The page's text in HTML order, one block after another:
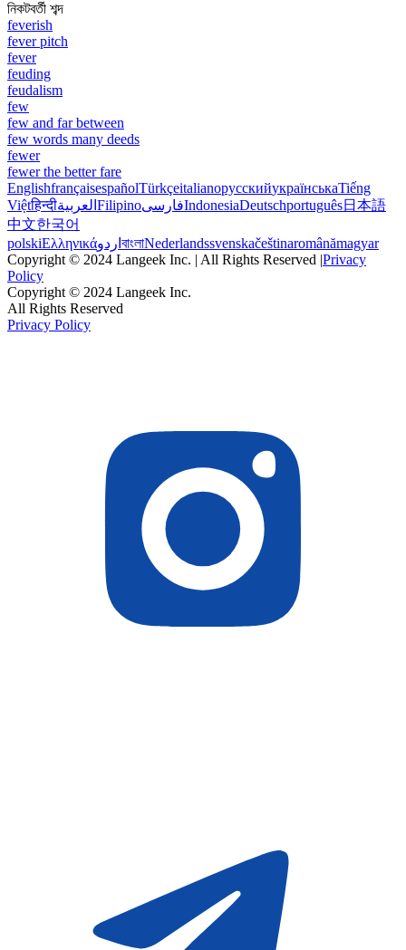
নিকটবর্তী শব্দ
feverish
fever pitch
fever
feuding
feudalism
few
few and far between
few words many deeds
fewer
fewer the better fare
EnglishfrançaisespañolTürkçeitalianoрусскийукраїнськаTiếng
Việtहिन्दीالعربية FilipinoفارسیIndonesiaDeutschportuguês日本語
中文한국어
polskiΕλληνικάاردو বাংলাNederlandssvenskačeštinaromânămagyar
Copyright © 2024 Langeek Inc. | All Rights Reserved |Privacy
Policy
Copyright © 2024 Langeek Inc.
All Rights Reserved
Privacy Policy